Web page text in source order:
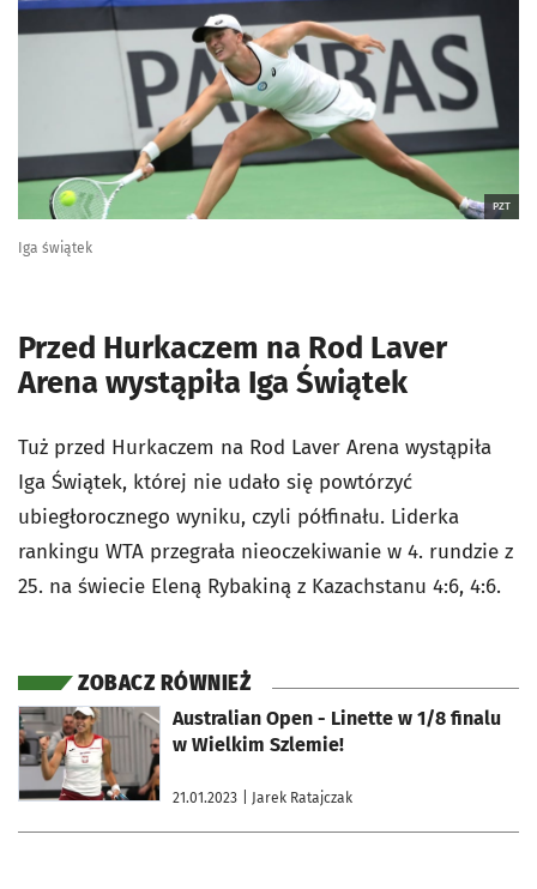
PZT
Iga świątek
Przed Hurkaczem na Rod Laver
Arena wystąpiła Iga Świątek
Tuż przed Hurkaczem na Rod Laver Arena wystąpiła
Iga Świątek, której nie udało się powtórzyć
ubiegłorocznego wyniku, czyli półfinału. Liderka
rankingu WTA przegrała nieoczekiwanie w 4. rundzie z
25. na świecie Eleną Rybakiną z Kazachstanu 4:6, 4:6.
ZOBACZ RÓWNIEŻ
Australian Open - Linette w 1/8 finalu
w Wielkim Szlemie!
21.01.2023 | Jarek Ratajczak
otworzy się w nowej karcie